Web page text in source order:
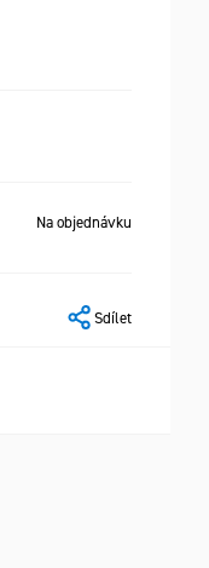
Sdílet
Na objednávku